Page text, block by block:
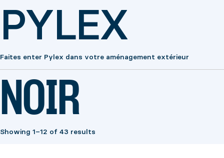
PYLEX
Faites enter Pylex dans votre aménagement extérieur
NOIR
Showing 1–12 of 43 results